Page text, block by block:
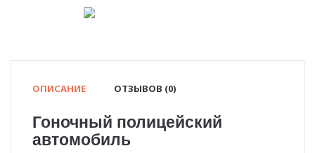
ОПИСАНИЕ ОТЗЫВОВ (0)
Гоночный полицейский
автомобиль